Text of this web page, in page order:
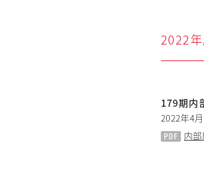
2022
179期内
2022年4
内